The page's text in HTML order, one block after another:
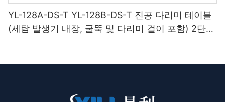
YL-128A-DS-T YL-128B-DS-T 진공 다리미 테이블
(세탐 발생기 내장, 굴뚝 및 다리미 걸이 포함) 2단